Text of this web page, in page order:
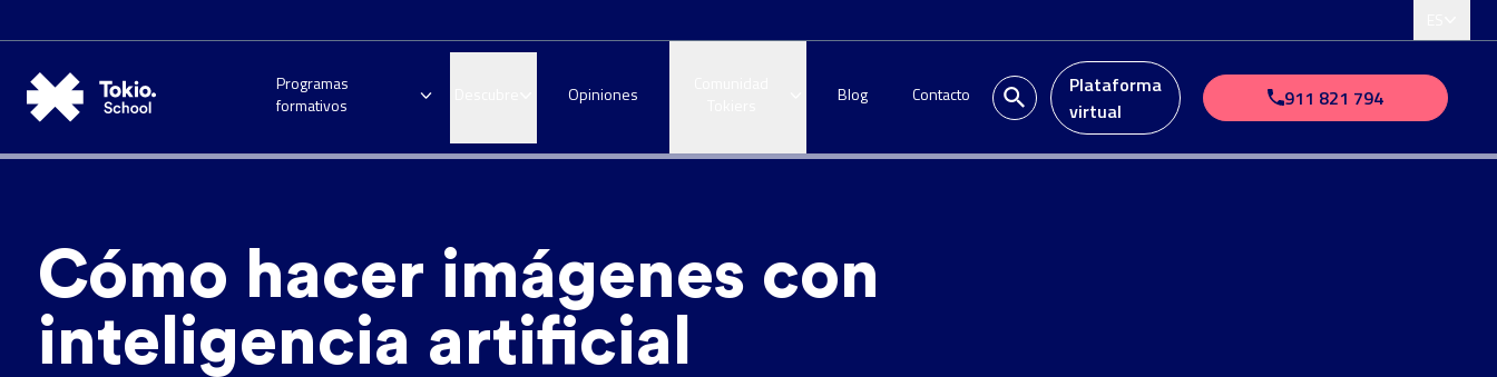
Programas
formativos
Opiniones Blog Contacto
Plataforma
virtual
911 821 794
Cómo hacer imágenes con
inteligencia artificial